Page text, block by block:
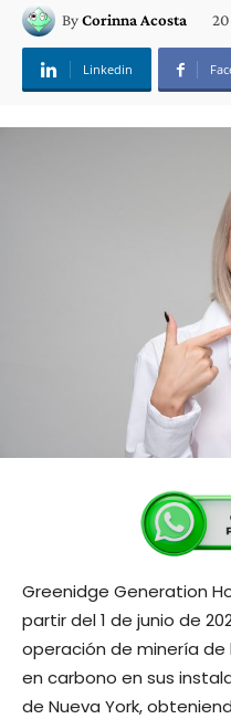
ByCorinna Acosta 20
Linkedin
Greenidge Generation
partir del 1 de junio de
operación de minería
en carbono en sus
de Nueva York,